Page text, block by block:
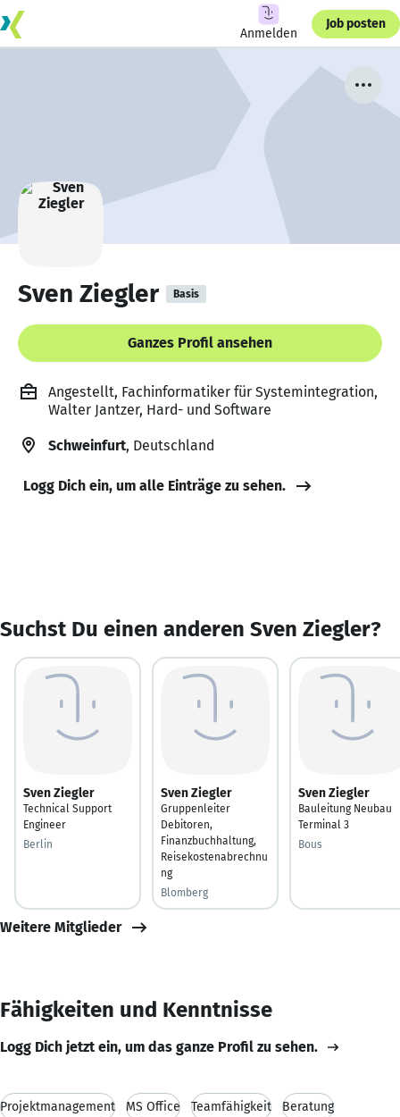
Anmelden
Job posten
Sven Ziegler Basis
Ganzes Profil ansehen
Angestellt, Fachinformatiker für Systemintegration,
Walter Jantzer, Hard- und Software
Schweinfurt, Deutschland
Logg Dich ein, um alle Einträge zu sehen.
Suchst Du einen anderen Sven Ziegler?
Sven Ziegler
Technical Support
Engineer
Berlin
Sven Ziegler
Gruppenleiter
Debitoren,
Finanzbuchhaltung,
Reisekostenabrechnu
ng
Blomberg
Sven Ziegler
Bauleitung Neubau
Terminal 3
Bous
Weitere Mitglieder
Fähigkeiten und Kenntnisse
Logg Dich jetzt ein, um das ganze Profil zu sehen.
Projektmanagement MS Office Teamfähigkeit Beratung